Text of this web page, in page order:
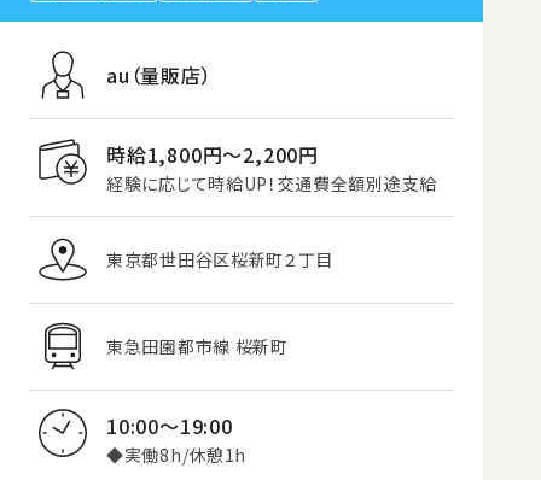
au（量販店）
時給1,800円〜2,200円
経験に応じて時給UP！交通費全額別途支給
東京都世田谷区桜新町２丁目
東急田園都市線 桜新町
10:00～19:00
◆実働8h/休憩1h